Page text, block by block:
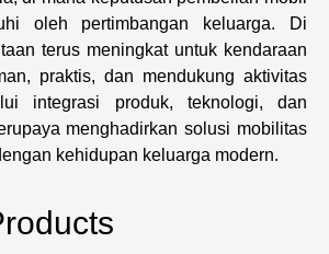
oleh pertimbangan keluarga. Di
terus meningkat untuk kendaraan
praktis, dan mendukung aktivitas
integrasi produk, teknologi, dan
menghadirkan solusi mobilitas
kehidupan keluarga modern.